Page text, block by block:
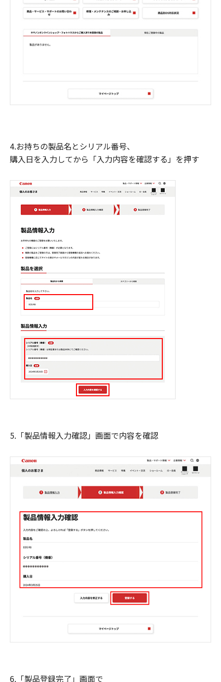
4.お持ちの製品名とシリアル番号、
購入日を入力してから「入力内容を確認する」を押す
5.「製品情報入力確認」画面で内容を確認
6.「製品登録完了」画面で